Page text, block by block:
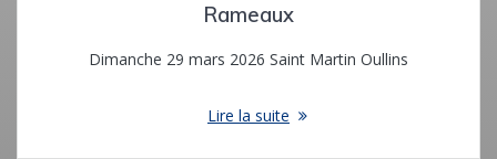
Rameaux
Dimanche 29 mars 2026 Saint Martin Oullins
Lire la suite